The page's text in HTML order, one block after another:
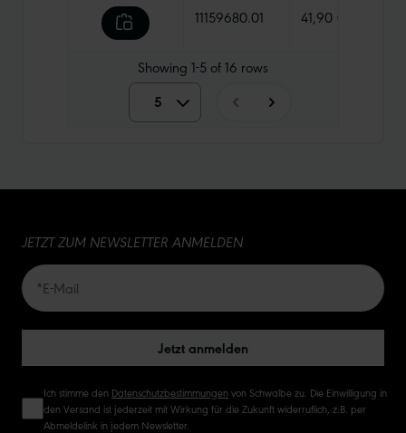
11159680.01 41,90 €
Showing 1-5of16 rows
5 5
20
JETZT ZUM NEWSLETTER ANMELDEN
Jetzt anmelden
Ich stimme den Datenschutzbestimmungen von Schwalbe zu. Die Einwilligung in
den Versand ist jederzeit mit Wirkung für die Zukunft widerruflich, z.B. per
Abmeldelink in jedem Newsletter.